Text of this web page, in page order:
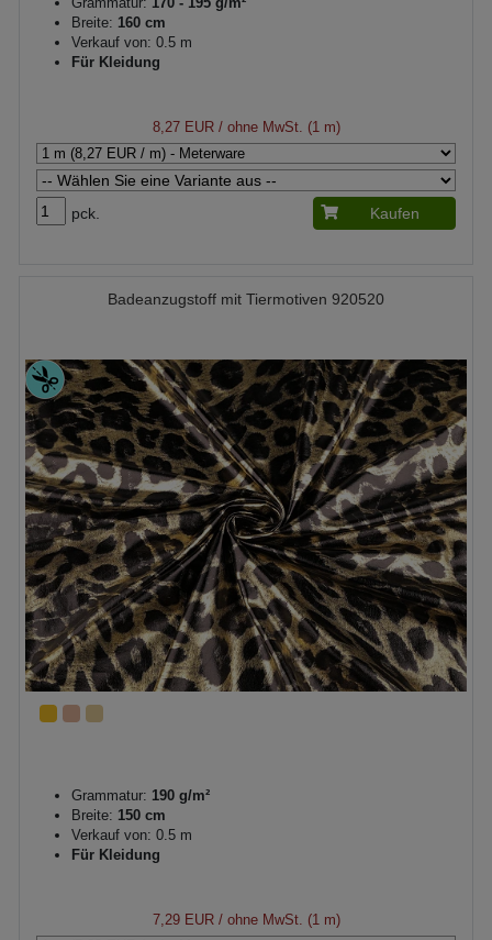
Breite: 160 cm
Verkauf von: 0.5 m
Für Kleidung
8,27 EUR/ ohne MwSt. (1 m)
pck. Kaufen
Badeanzugstoff mit Tiermotiven 920520
Grammatur: 190 g/m²
Breite: 150 cm
Verkauf von: 0.5 m
Für Kleidung
7,29 EUR/ ohne MwSt. (1 m)